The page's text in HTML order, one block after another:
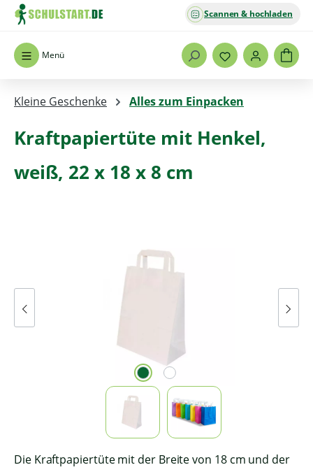
Zum Hauptinhalt springen
Menü
Scannen & hochladen
Kleine Geschenke Alles zum Einpacken
Kraftpapiertüte mit Henkel,
weiß, 22 x 18 x 8 cm
Die Kraftpapiertüte mit der Breite von 18 cm und der